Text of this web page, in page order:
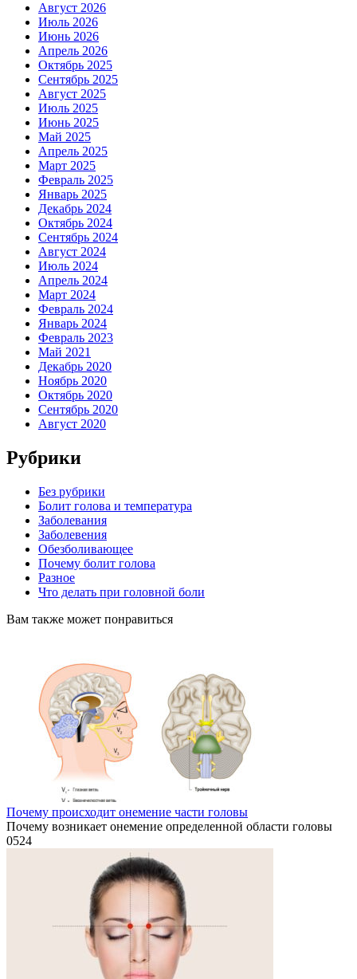
Август 2026
Июль 2026
Июнь 2026
Апрель 2026
Октябрь 2025
Сентябрь 2025
Август 2025
Июль 2025
Июнь 2025
Май 2025
Апрель 2025
Март 2025
Февраль 2025
Январь 2025
Декабрь 2024
Октябрь 2024
Сентябрь 2024
Август 2024
Июль 2024
Апрель 2024
Март 2024
Февраль 2024
Январь 2024
Февраль 2023
Май 2021
Декабрь 2020
Ноябрь 2020
Октябрь 2020
Сентябрь 2020
Август 2020
Рубрики
Без рубрики
Болит голова и температура
Заболевания
Заболевения
Обезболивающее
Почему болит голова
Разное
Что делать при головной боли
Вам также может понравиться
Почему происходит онемение части головы
Почему возникает онемение определенной области головы
0524